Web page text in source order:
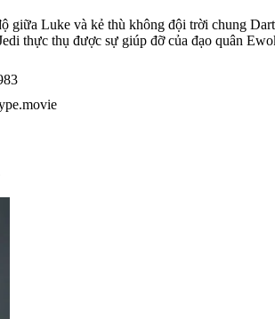
giữa Luke và kẻ thù không đội trời chung
thực thụ được sự giúp đỡ của đạo quân